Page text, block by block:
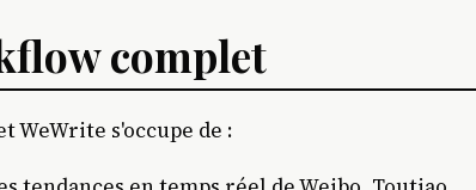
complet
WeWrite s'occupe de :